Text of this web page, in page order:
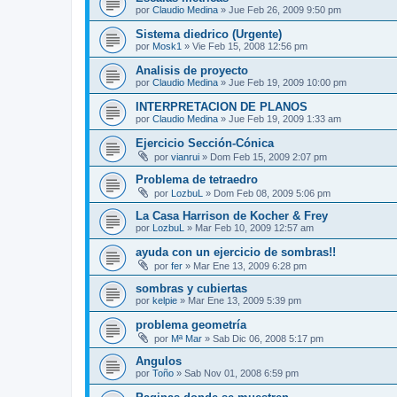
por Claudio Medina » Jue Feb 26, 2009 9:50 pm
Sistema diedrico (Urgente)
por Mosk1 » Vie Feb 15, 2008 12:56 pm
Analisis de proyecto
por Claudio Medina » Jue Feb 19, 2009 10:00 pm
INTERPRETACION DE PLANOS
por Claudio Medina » Jue Feb 19, 2009 1:33 am
Ejercicio Sección-Cónica
por vianrui » Dom Feb 15, 2009 2:07 pm
Problema de tetraedro
por LozbuL » Dom Feb 08, 2009 5:06 pm
La Casa Harrison de Kocher & Frey
por LozbuL » Mar Feb 10, 2009 12:57 am
ayuda con un ejercicio de sombras!!
por fer » Mar Ene 13, 2009 6:28 pm
sombras y cubiertas
por kelpie » Mar Ene 13, 2009 5:39 pm
problema geometría
por Mª Mar » Sab Dic 06, 2008 5:17 pm
Angulos
por Toño » Sab Nov 01, 2008 6:59 pm